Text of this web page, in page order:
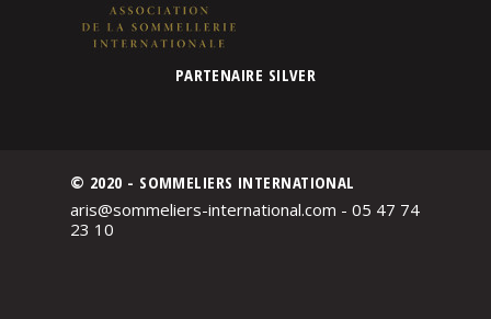
PARTENAIRE SILVER
© 2020 - SOMMELIERS INTERNATIONAL
aris@sommeliers-international.com - 05 47 74
23 10